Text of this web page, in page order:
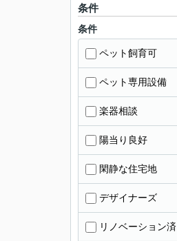
条件
条件
ペット飼育可
ペット専用設備
楽器相談
陽当り良好
閑静な住宅地
デザイナーズ
リノベーション済